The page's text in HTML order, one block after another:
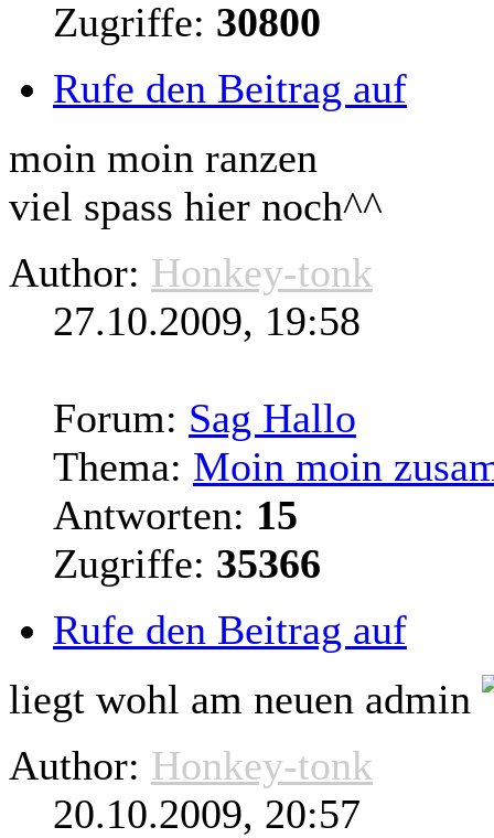
Zugriffe: 30800
Rufe den Beitrag auf
moin moin ranzen
viel spass hier noch^^
Author: Honkey-tonk
27.10.2009, 19:58
Forum: Sag Hallo
Thema: Moin moin
Antworten: 15
Zugriffe: 35366
Rufe den Beitrag auf
liegt wohl am neuen admin
Author: Honkey-tonk
20.10.2009, 20:57